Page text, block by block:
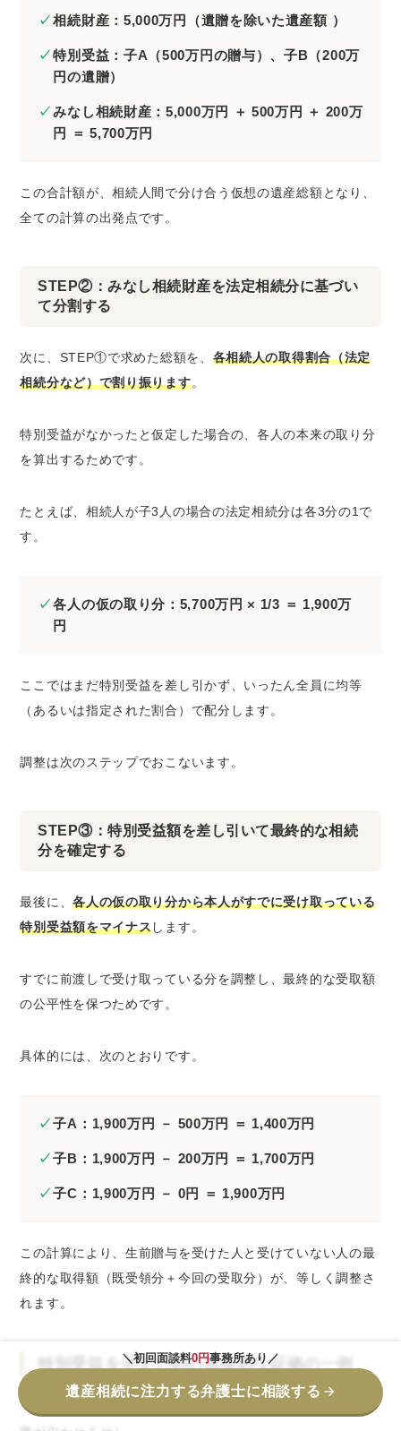
相続財産：5,000万円（遺贈を除いた遺産額 ）
特別受益：子A（500万円の贈与）、子B（200万
円の遺贈）
みなし相続財産：5,000万円 ＋ 500万円 ＋ 200万
円 ＝ 5,700万円
この合計額が、相続人間で分け合う仮想の遺産総額となり、
全ての計算の出発点です。
STEP②：みなし相続財産を法定相続分に基づい
て分割する
次に、STEP①で求めた総額を、 各相続人の取得割合（法定
相続分など）で割り振ります。
特別受益がなかったと仮定した場合の、各人の本来の取り分
を算出するためです。
たとえば、相続人が子3人の場合の法定相続分は各3分の1で
す。
各人の仮の取り分：5,700万円 × 1/3 ＝ 1,900万
円
ここではまだ特別受益を差し引かず、いったん全員に均等
（あるいは指定された割合）で配分します。
調整は次のステップでおこないます。
STEP③：特別受益額を差し引いて最終的な相続
分を確定する
最後に、各人の仮の取り分から本人がすでに受け取っている
特別受益額をマイナスします。
すでに前渡しで受け取っている分を調整し、最終的な受取額
の公平性を保つためです。
具体的には、次のとおりです。
子A：1,900万円 － 500万円 ＝ 1,400万円
子B：1,900万円 － 200万円 ＝ 1,700万円
子C：1,900万円 － 0円 ＝ 1,900万円
この計算により、生前贈与を受けた人と受けていない人の最
終的な取得額（既受領分＋今回の受取分）が、等しく調整さ
れます。
特別受益を示すための具体的な証拠の一例
特別受益を主張するには、
贈与の事実を裏づける客観的な証
＼初回面談料0円事務所あり／
遺産相続に注力する弁護士に相談する